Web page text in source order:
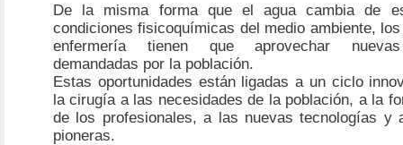
De la misma forma que el agua cambia de
condiciones fisicoquímicas del medio ambiente,
enfermería tienen que aprovechar nuevas
demandadas por la población.
Estas oportunidades están ligadas a un ciclo
la cirugía a las necesidades de la población, a la
de los profesionales, a las nuevas tecnologías y
pioneras.